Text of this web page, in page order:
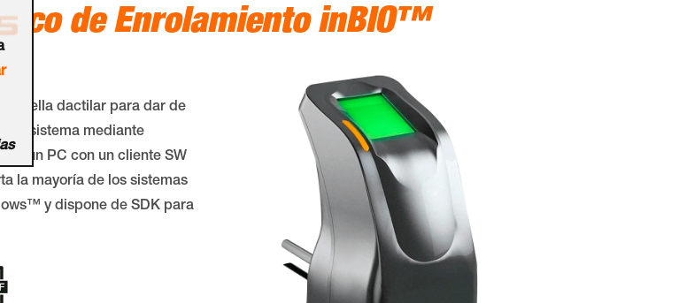
de Enrolamiento inBIO™
huella dactilar para dar de
el sistema mediante
a un PC con un cliente SW
la mayoría de los sistemas
y dispone de SDK para